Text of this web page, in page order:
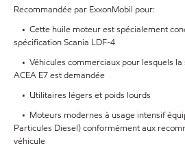
Recommandée par ExxonMobil pour:
• Cette huile moteur est spécialement
spécification Scania LDF-4
• Véhicules commerciaux pour lesquels la
ACEA E7 est demandée
• Utilitaires légers et poids lourds
• Moteurs modernes à usage intensif
Particules Diesel) conformément aux
véhicule